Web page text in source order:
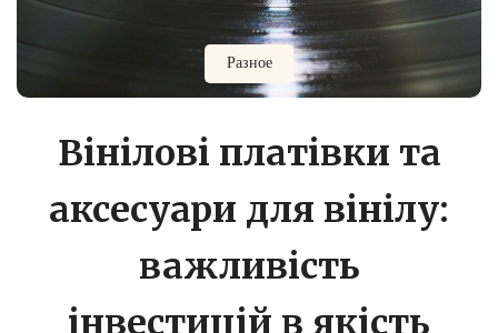
Разное
Вінілові платівки та
аксесуари для вінілу:
важливість
інвестицій в якість